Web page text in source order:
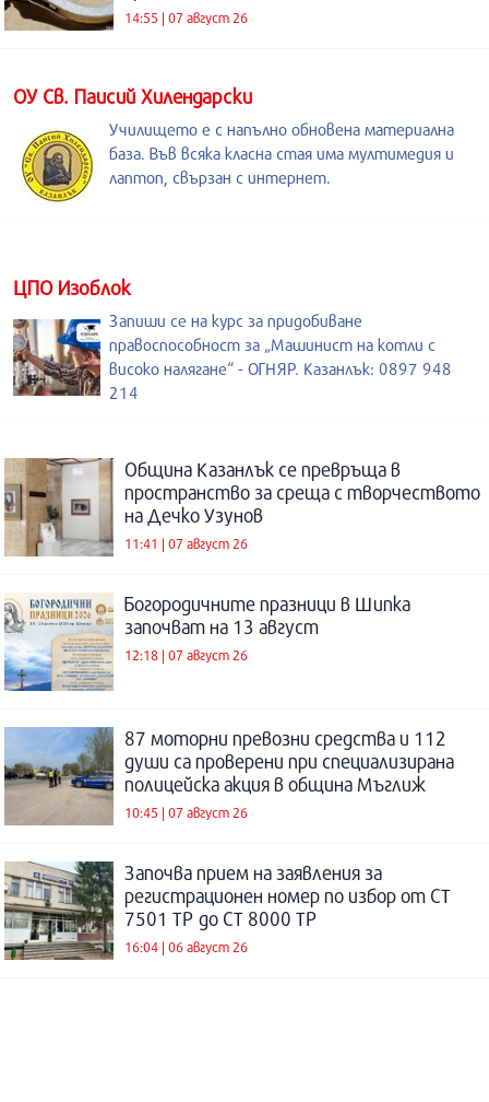
14:55 | 07 август 26
ОУ Св. Паисий Хилендарски
Училището е с напълно обновена материална
база. Във всяка класна стая има мултимедия и
лаптоп, свързан с интернет.
ЦПО Изоблок
Запиши се на курс за придобиване
правоспособност за „Машинист на котли с
високо налягане“ - ОГНЯР. Казанлък: 0897 948
214
Община Казанлък се превръща в
пространство за среща с творчеството
на Дечко Узунов
11:41 | 07 август 26
Богородичните празници в Шипка
започват на 13 август
12:18 | 07 август 26
87 моторни превозни средства и 112
души са проверени при специализирана
полицейска акция в община Мъглиж
10:45 | 07 август 26
Започва прием на заявления за
регистрационен номер по избор от СТ
7501 ТР до СТ 8000 ТР
16:04 | 06 август 26